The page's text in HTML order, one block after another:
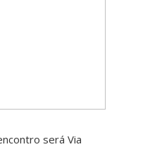
será Via